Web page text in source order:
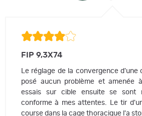
FIP 9,3X74
Le réglage de la convergence d'une
posé aucun problème et amenée
essais sur cible ensuite se sont
conforme à mes attentes. Le tir
course dans la cage thoracique l'a